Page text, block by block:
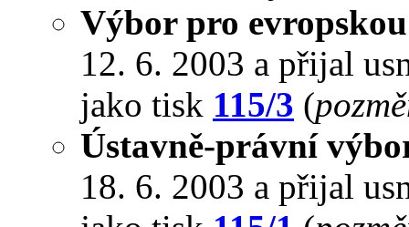
Výbor pro
12. 6. 2003 a přijal
jako tisk 115/3 (
Ústavně-právní
18. 6. 2003 a přijal